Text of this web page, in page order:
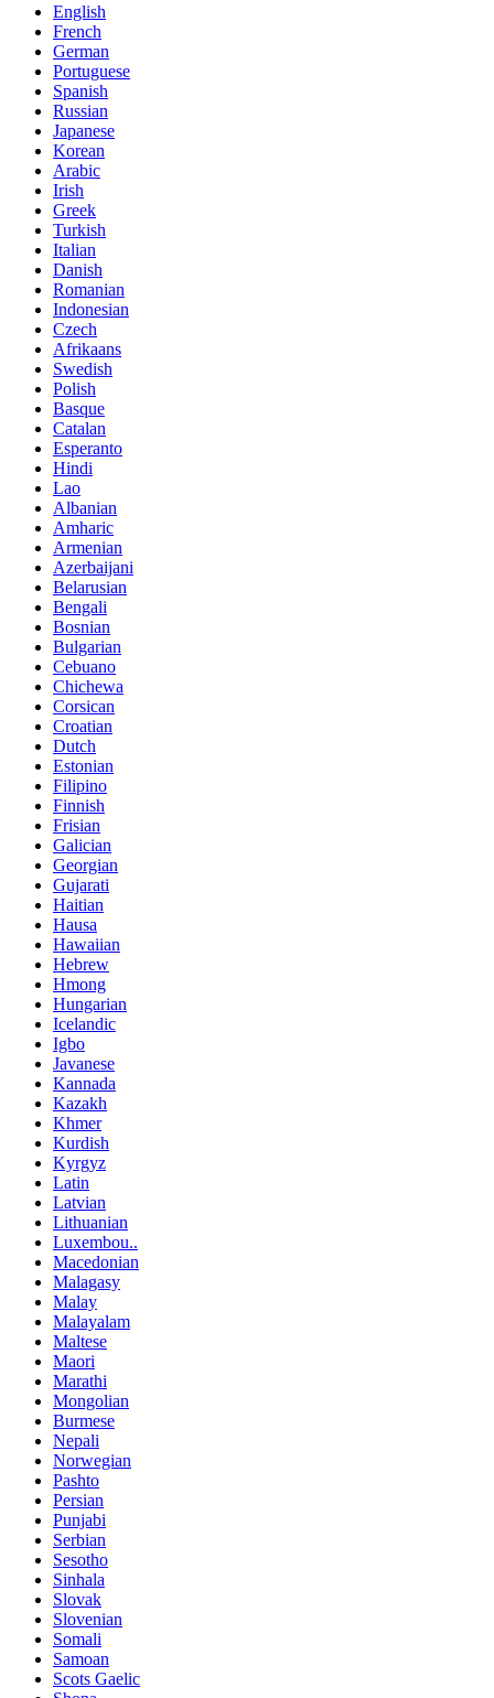
English
French
German
Portuguese
Spanish
Russian
Japanese
Korean
Arabic
Irish
Greek
Turkish
Italian
Danish
Romanian
Indonesian
Czech
Afrikaans
Swedish
Polish
Basque
Catalan
Esperanto
Hindi
Lao
Albanian
Amharic
Armenian
Azerbaijani
Belarusian
Bengali
Bosnian
Bulgarian
Cebuano
Chichewa
Corsican
Croatian
Dutch
Estonian
Filipino
Finnish
Frisian
Galician
Georgian
Gujarati
Haitian
Hausa
Hawaiian
Hebrew
Hmong
Hungarian
Icelandic
Igbo
Javanese
Kannada
Kazakh
Khmer
Kurdish
Kyrgyz
Latin
Latvian
Lithuanian
Luxembou..
Macedonian
Malagasy
Malay
Malayalam
Maltese
Maori
Marathi
Mongolian
Burmese
Nepali
Norwegian
Pashto
Persian
Punjabi
Serbian
Sesotho
Sinhala
Slovak
Slovenian
Somali
Samoan
Scots Gaelic